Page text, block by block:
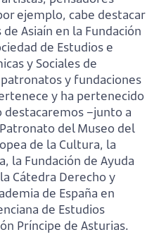
ejemplo, cabe destacar
Asiaín en la Fundación
de Estudios e
y Sociales de
y fundaciones
y ha pertenecido
destacaremos –junto a
del Museo del
de la Cultura, la
la Fundación de Ayuda
Cátedra Derecho y
de España en
de Estudios
Príncipe de Asturias.